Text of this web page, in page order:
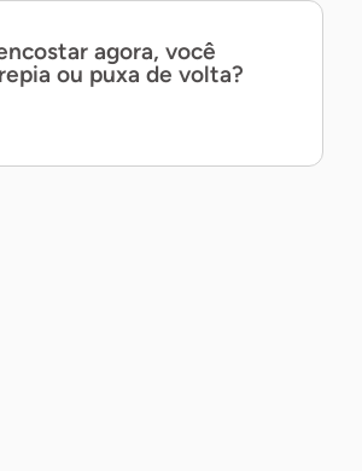
agora, você
ou puxa de volta?